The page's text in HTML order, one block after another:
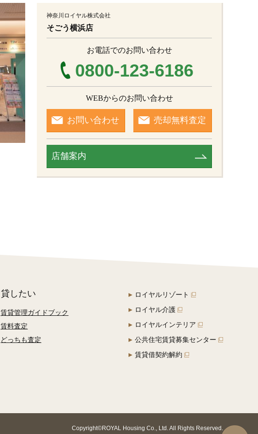
神奈川ロイヤル株式会社
そごう横浜店
お電話でのお問い合わせ
0800-123-6186
WEBからのお問い合わせ
お問い合わせ 売却無料査定
店舗案内
貸したい
賃貸管理ガイドブック
賃料査定
どっちも査定
ロイヤルリゾート
ロイヤル介護
ロイヤルインテリア
公共住宅賃貸募集センター
賃貸借契約解約
Copyright©ROYAL Housing Co., Ltd. All Rights Reserved.